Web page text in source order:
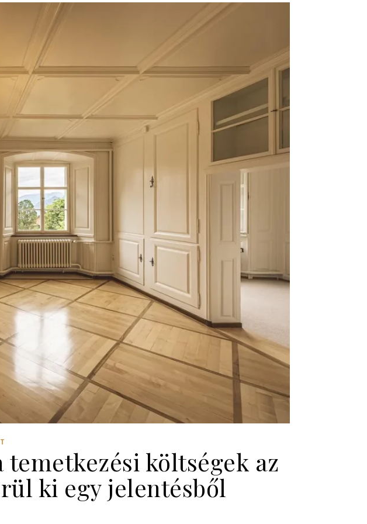
költségek az
ki egy jelentésből